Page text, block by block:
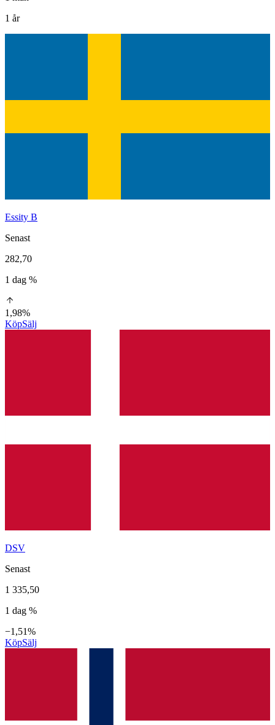
1 år
Essity B
Senast
282,70
1 dag %
1,98%
KöpSälj
DSV
Senast
1 335,50
1 dag %
−1,51%
KöpSälj